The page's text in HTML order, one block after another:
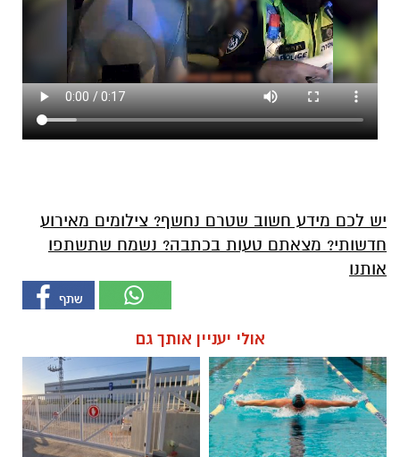
יש לכם מידע חשוב שטרם נחשף? צילומים מאירוע
חדשותי? מצאתם טעות בכתבה? נשמח שתשתפו
אותנו
אולי יעניין אותך גם